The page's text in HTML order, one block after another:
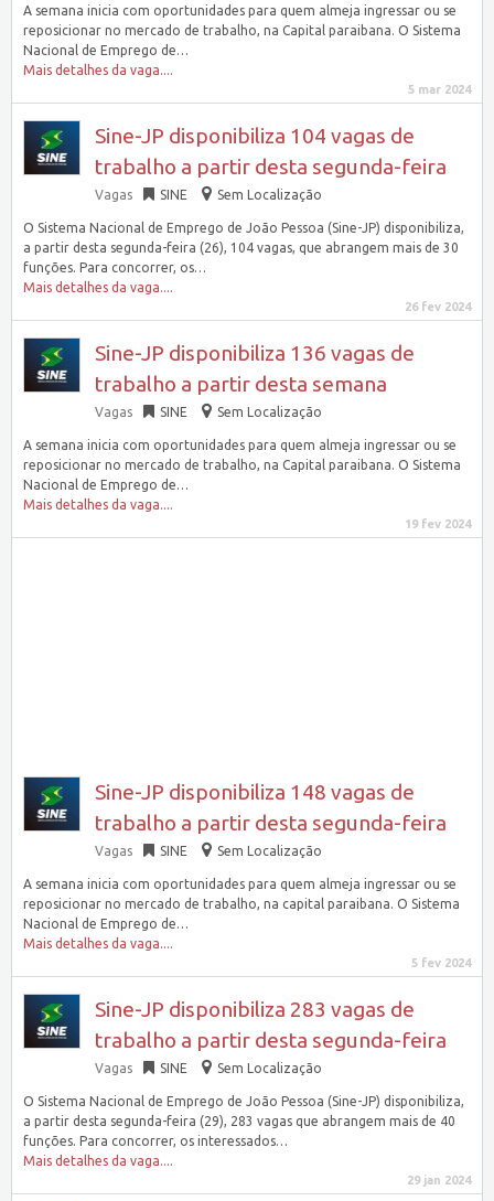
A semana inicia com oportunidades para quem almeja ingressar ou se
reposicionar no mercado de trabalho, na Capital paraibana. O Sistema
Nacional de Emprego de…
Mais detalhes da vaga....
5 mar 2024
Sine-JP disponibiliza 104 vagas de
trabalho a partir desta segunda-feira
Vagas SINE Sem Localização
O Sistema Nacional de Emprego de João Pessoa (Sine-JP) disponibiliza,
a partir desta segunda-feira (26), 104 vagas, que abrangem mais de 30
funções. Para concorrer, os…
Mais detalhes da vaga....
26 fev 2024
Sine-JP disponibiliza 136 vagas de
trabalho a partir desta semana
Vagas SINE Sem Localização
A semana inicia com oportunidades para quem almeja ingressar ou se
reposicionar no mercado de trabalho, na Capital paraibana. O Sistema
Nacional de Emprego de…
Mais detalhes da vaga....
19 fev 2024
Sine-JP disponibiliza 148 vagas de
trabalho a partir desta segunda-feira
Vagas SINE Sem Localização
A semana inicia com oportunidades para quem almeja ingressar ou se
reposicionar no mercado de trabalho, na capital paraibana. O Sistema
Nacional de Emprego de…
Mais detalhes da vaga....
5 fev 2024
Sine-JP disponibiliza 283 vagas de
trabalho a partir desta segunda-feira
Vagas SINE Sem Localização
O Sistema Nacional de Emprego de João Pessoa (Sine-JP) disponibiliza,
a partir desta segunda-feira (29), 283 vagas que abrangem mais de 40
funções. Para concorrer, os interessados…
Mais detalhes da vaga....
29 jan 2024